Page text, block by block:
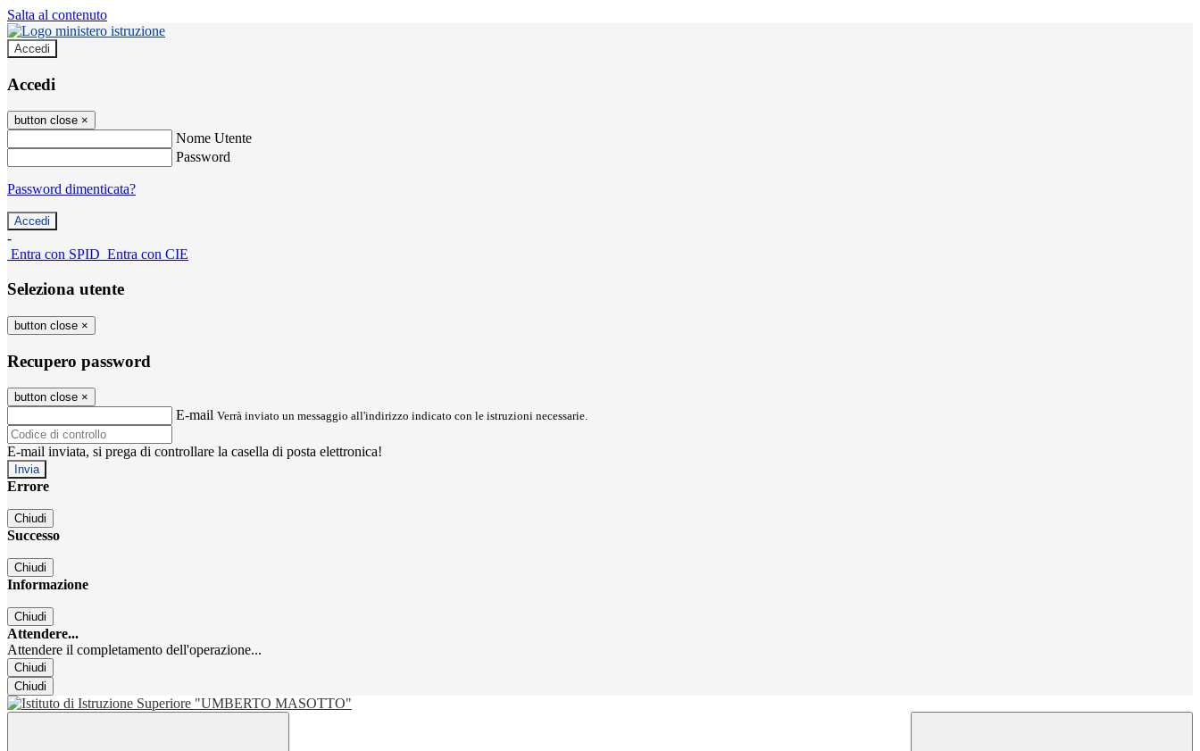
Salta al contenuto
Accedi
Accedi
button close ×
Nome Utente
Password
Password dimenticata?
-
Entra con SPID Entra con CIE
Seleziona utente
button close ×
Recupero password
button close ×
E-mail Verrà inviato un messaggio all'indirizzo indicato con le istruzioni necessarie.
E-mail inviata, si prega di controllare la casella di posta elettronica!
Errore
Chiudi
Successo
Chiudi
Informazione
Chiudi
Attendere...
Attendere il completamento dell'operazione...
Chiudi
Chiudi